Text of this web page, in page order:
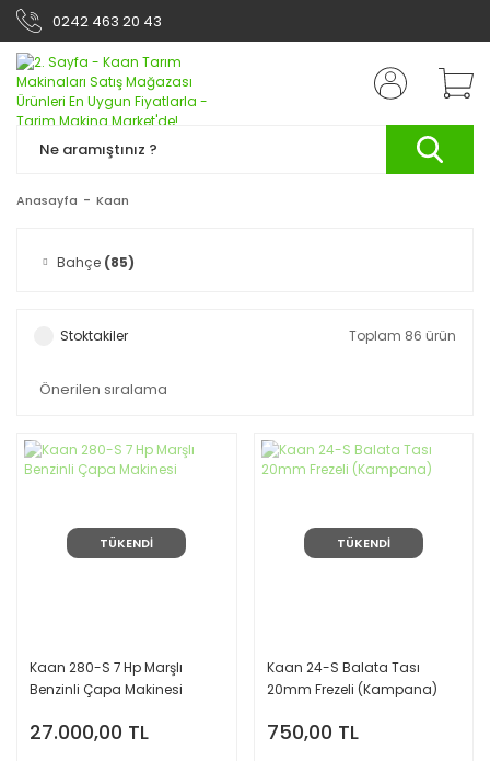
0242 463 20 43
Anasayfa Kaan
Bahçe (85)
Stoktakiler Toplam 86 ürün
TÜKENDİ
Kaan 280-S 7 Hp Marşlı
Benzinli Çapa Makinesi
27.000,00 TL
TÜKENDİ
Kaan 24-S Balata Tası
20mm Frezeli (Kampana)
750,00 TL